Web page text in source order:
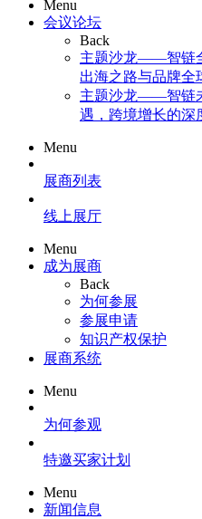
Menu
会议论坛
Back
主题沙龙——智链
出海之路与品牌全
主题沙龙——智链
遇，跨境增长的深
Menu
展商列表
线上展厅
Menu
成为展商
Back
为何参展
参展申请
知识产权保护
展商系统
Menu
为何参观
特邀买家计划
Menu
新闻信息